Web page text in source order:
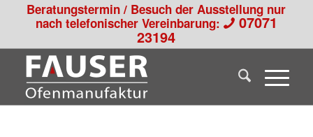
Beratungstermin / Besuch der Ausstellung nur
nach telefonischer Vereinbarung:
07071
23194